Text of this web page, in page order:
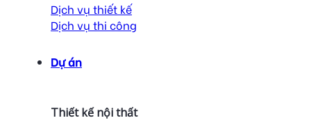
Dịch vụ thiết kế
Dịch vụ thi công
Dự án
Thiết kế nội thất